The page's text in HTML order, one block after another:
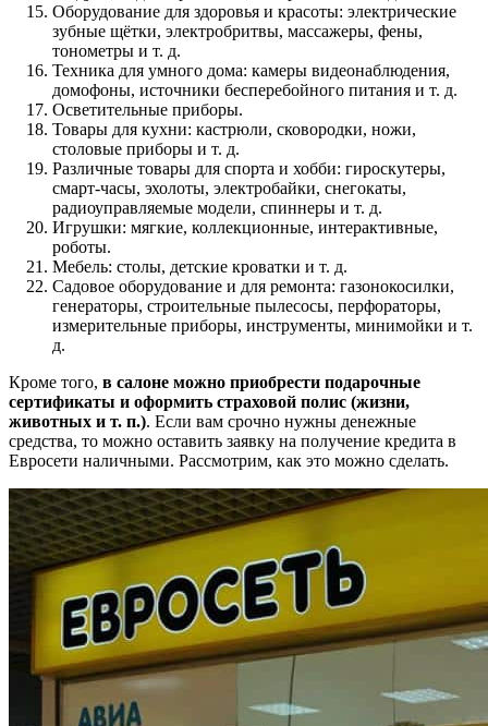
Оборудование для здоровья и красоты: электрические
зубные щётки, электробритвы, массажеры, фены,
тонометры и т. д.
Техника для умного дома: камеры видеонаблюдения,
домофоны, источники бесперебойного питания и т. д.
Осветительные приборы.
Товары для кухни: кастрюли, сковородки, ножи,
столовые приборы и т. д.
Различные товары для спорта и хобби: гироскутеры,
смарт-часы, эхолоты, электробайки, снегокаты,
радиоуправляемые модели, спиннеры и т. д.
Игрушки: мягкие, коллекционные, интерактивные,
роботы.
Мебель: столы, детские кроватки и т. д.
Садовое оборудование и для ремонта: газонокосилки,
генераторы, строительные пылесосы, перфораторы,
измерительные приборы, инструменты, минимойки и т.
д.
Кроме того, в салоне можно приобрести подарочные
сертификаты и оформить страховой полис (жизни,
животных и т. п.). Если вам срочно нужны денежные
средства, то можно оставить заявку на получение кредита в
Евросети наличными. Рассмотрим, как это можно сделать.